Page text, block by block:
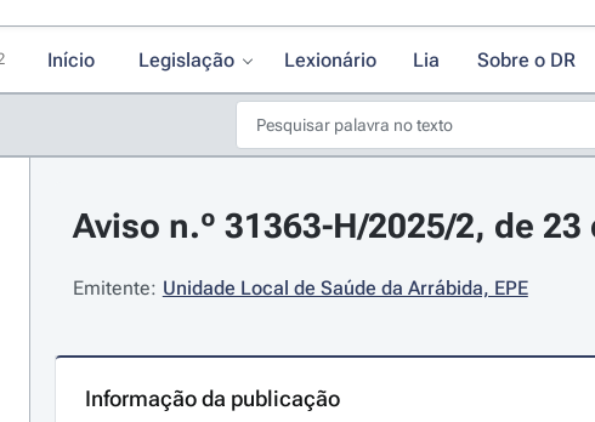
Início Legislação Lexionário Lia Sobre o DR
Aviso n.º 31363-H/2025/2, de
Emitente: Unidade Local de Saúde da Arrábida, EPE
Informação da publicação